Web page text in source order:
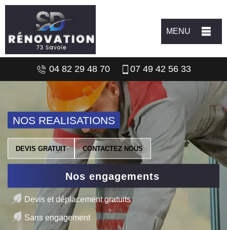
MENU
04 82 29 48 70 07 49 42 56 33
NOS REALISATIONS
DEVIS GRATUIT CONTACTEZ NOUS
Nos engagements
Devis et déplacement gratuits
Sans engagement